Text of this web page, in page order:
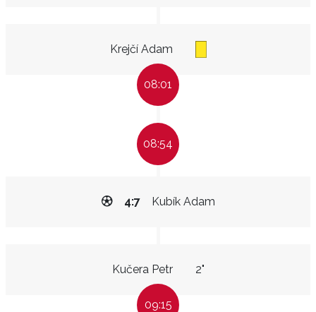
Krejčí Adam
08:01
08:54
Kubík Adam
4:7
Kučera Petr 2"
09:15